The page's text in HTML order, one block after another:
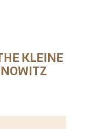
KLEINE